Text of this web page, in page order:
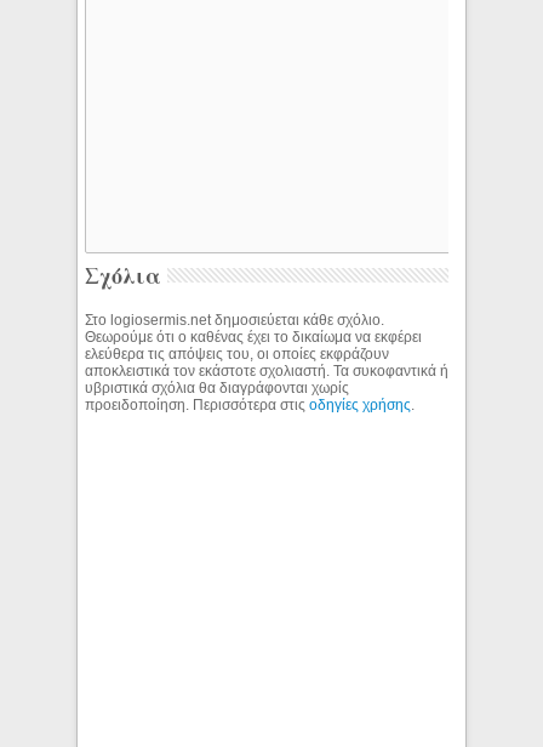
Σχόλια
Στο logiosermis.net δημοσιεύεται κάθε σχόλιο.
Θεωρούμε ότι ο καθένας έχει το δικαίωμα να εκφέρει
ελεύθερα τις απόψεις του, οι οποίες εκφράζουν
αποκλειστικά τον εκάστοτε σχολιαστή. Τα συκοφαντικά ή
υβριστικά σχόλια θα διαγράφονται χωρίς
προειδοποίηση. Περισσότερα στιςοδηγίες χρήσης.